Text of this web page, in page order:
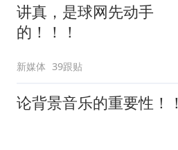
讲真，是球网先动手
的！！！
新媒体 39跟贴
论背景音乐的重要性！！